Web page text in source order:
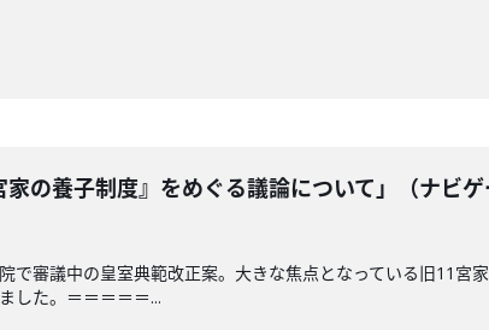
家の養子制度』をめぐる議論について」（ナビ
で審議中の皇室典範改正案。大きな焦点となっている旧11宮
した。＝＝＝＝＝...